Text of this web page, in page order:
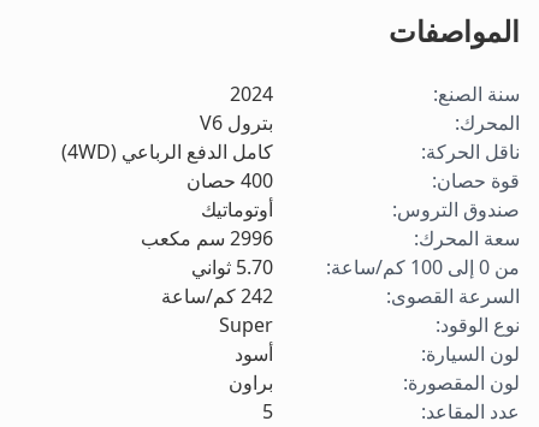
المواصفات
سنة الصنع:
2024
المحرك:
بترول V6
ناقل الحركة:
كامل الدفع الرباعي (4WD)
قوة حصان:
400 حصان
صندوق التروس:
أوتوماتيك
سعة المحرك:
2996 سم مكعب
من 0 إلى 100 كم/ساعة
:
5.70 ثواني
السرعة القصوى:
242كم/ساعة
نوع الوقود:
Super
لون السيارة:
أسود
لون المقصورة:
براون
عدد المقاعد:
5